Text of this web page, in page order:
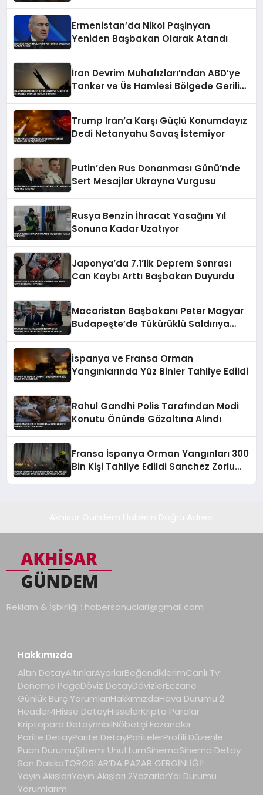
Ermenistan’da Nikol Paşinyan
Yeniden Başbakan Olarak Atandı
İran Devrim Muhafızları’ndan ABD’ye
Tanker ve Üs Hamlesi Bölgede Gerilim
Trump Iran’a Karşı Güçlü Konumdayız
Dedi Netanyahu Savaş İstemiyor
Putin’den Rus Donanması Günü’nde
Sert Mesajlar Ukrayna Vurgusu
Rusya Benzin İhracat Yasağını Yıl
Sonuna Kadar Uzatıyor
Japonya’da 7.1’lik Deprem Sonrası
Can Kaybı Arttı Başbakan Duyurdu
Macaristan Başbakanı Peter Magyar
Budapeşte’de Tükürüklü Saldırıya
İspanya ve Fransa Orman
Yangınlarında Yüz Binler Tahliye Edildi
Rahul Gandhi Polis Tarafından Modi
Konutu Önünde Gözaltına Alındı
Fransa İspanya Orman Yangınları 300
Bin Kişi Tahliye Edildi Sanchez Zorlu
Reklam & İşbirliği : habersonuclari@gmail.com
Hakkımızda
Altın DetayAltınlarAyarlarBeğendiklerimCanlı Tv
Deneme PageDöviz DetayDövizlerEczane
Günlük Burç YorumlarıHakkımızdaHava Durumu 2
Header4Hisse DetayHisselerKripto Paralar
Kriptopara DetaynnbilNöbetçi Eczaneler
Parite DetayParite DetayParitelerProfili Düzenle
Puan DurumuŞifremi UnuttumSinemaSinema Detay
Son DakikaTOROSLAR’DA PAZAR GERGİNLİĞİ!
Yayın AkışlarıYayın Akışları 2YazarlarYol Durumu
Yorumlarım